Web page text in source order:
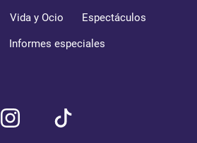
Vida y Ocio Espectáculos
Informes especiales